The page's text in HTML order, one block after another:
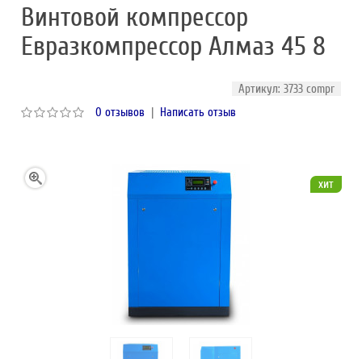
Винтовой компрессор
Евразкомпрессор Алмаз 45 8
Артикул: 3733 compr
0 отзывов | Написать отзыв
хит